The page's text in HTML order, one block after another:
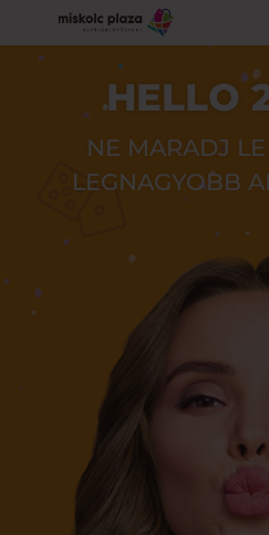
HELLO
NE MARADJ
LEGNAGYOBB